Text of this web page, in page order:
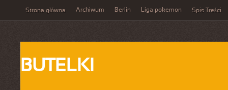
Strona główna Archiwum Berlin Liga pokemon Spis Treści
BUTELKI